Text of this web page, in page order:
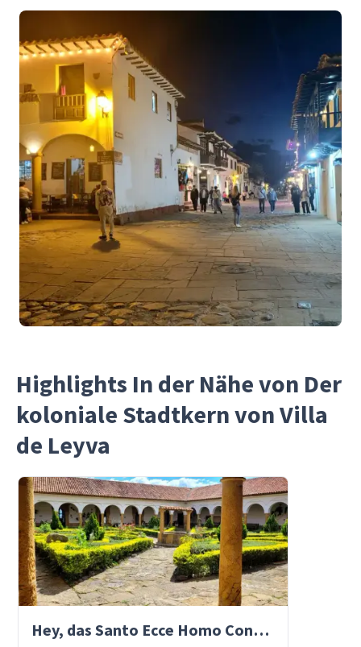
Highlights In der Nähe von Der
koloniale Stadtkern von Villa
de Leyva
Hey, das Santo Ecce Homo Convent